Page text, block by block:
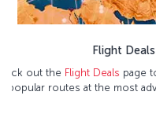
A privileged
Check out thedetails
offer to our guests